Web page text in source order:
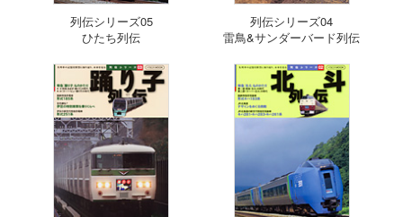
列伝シリーズ05
ひたち列伝
列伝シリーズ04
雷鳥&サンダーバード列伝